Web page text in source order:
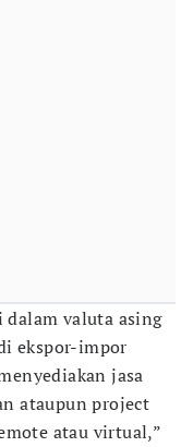
dalam valuta asing
ekspor-impor
jasa
ataupun project
atau virtual,”